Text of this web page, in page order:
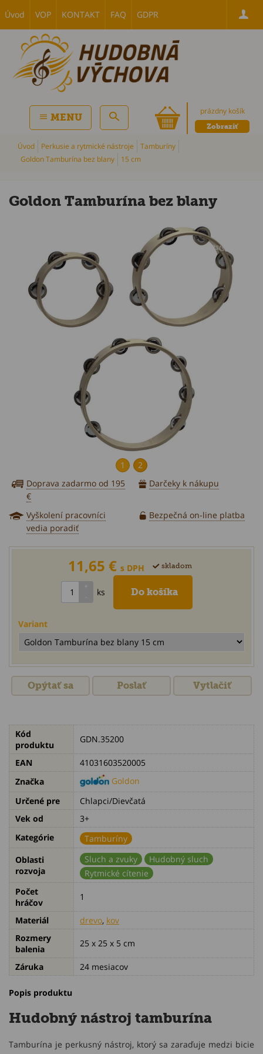
Úvod VOP KONTAKT FAQ GDPR
prázdny košík
Zobraziť
MENU
Úvod Perkusie a rytmické nástroje
Tamburíny
Goldon Tamburína bez blany
15 cm
Goldon Tamburína bez blany
1 2
Bestsellers
Doprava zadarmo od 195
€
Darčeky k nákupu
Vyškolení pracovníci
vedia poradiť
Bezpečná on-line platba
11,65 € s DPH skladom
ks
Variant
Opýtať sa Poslať Vytlačiť
Kód
produktu
GDN.35200
EAN
41031603520005
Značka
Goldon
Určené pre
Chlapci/Dievčatá
Vek od
3+
Kategórie
Tamburíny
Oblasti
rozvoja
Sluch a zvuky
Hudobný sluch
Rytmické cítenie
Počet
hráčov
1
Materiál drevo, kov
Rozmery
balenia
25 x 25 x 5 cm
Záruka 24 mesiacov
Popis produktu
Hudobný nástroj tamburína
Tamburína je perkusný nástroj, ktorý sa zaraďuje medzi bicie